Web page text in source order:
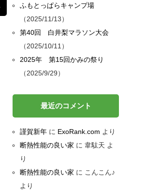
ふもとっぱらキャンプ場
2025/11/13
第40回 白井梨マラソン大会
2025/10/11
2025年 第15回かみの祭り
2025/9/29
最近のコメント
謹賀新年 に ExoRank.com より
断熱性能の良い家 に 韋駄天 よ
り
断熱性能の良い家 に こんこん♪
より